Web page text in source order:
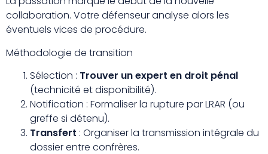
collaboration. Votre défenseur analyse alors les
éventuels vices de procédure.
Méthodologie de transition
Sélection : Trouver un expert en droit pénal
(technicité et disponibilité).
Notification : Formaliser la rupture par LRAR (ou
greffe si détenu).
Transfert : Organiser la transmission intégrale du
dossier entre confrères.